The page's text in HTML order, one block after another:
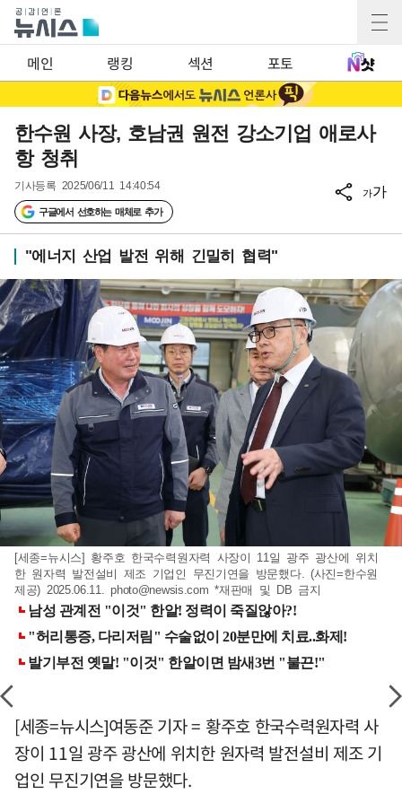
메인 랭킹 섹션 포토
한수원 사장, 호남권 원전 강소기업 애로사
항 청취
기사등록 2025/06/11 14:40:54
구글에서 선호하는 매체로 추가
가가
"에너지 산업 발전 위해 긴밀히 협력"
[세종=뉴시스] 황주호 한국수력원자력 사장이 11일 광주 광산에 위치
한 원자력 발전설비 제조 기업인 무진기연을 방문했다. (사진=한수원
제공) 2025.06.11.photo@newsis.com *재판매 및 DB 금지
[세종=뉴시스]여동준 기자 = 황주호 한국수력원자력 사
장이 11일 광주 광산에 위치한 원자력 발전설비 제조 기
업인 무진기연을 방문했다.